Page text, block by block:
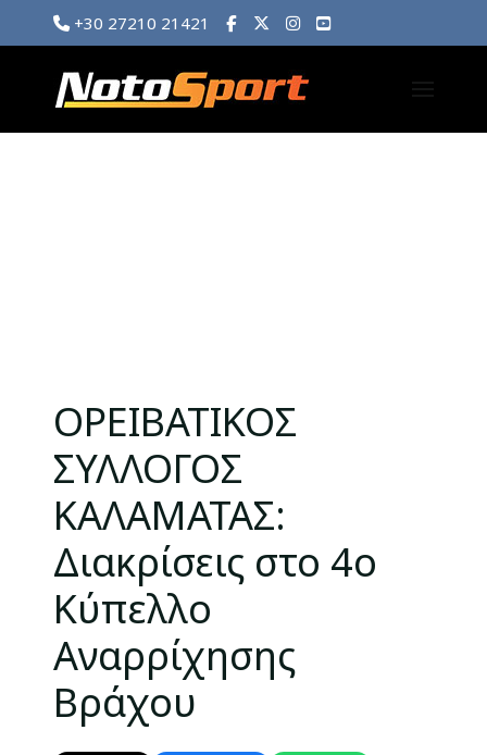
+30 27210 21421
ΟΡΕΙΒΑΤΙΚΟΣ
ΣΥΛΛΟΓΟΣ
ΚΑΛΑΜΑΤΑΣ:
Διακρίσεις στο 4ο
Κύπελλο
Αναρρίχησης
Βράχου